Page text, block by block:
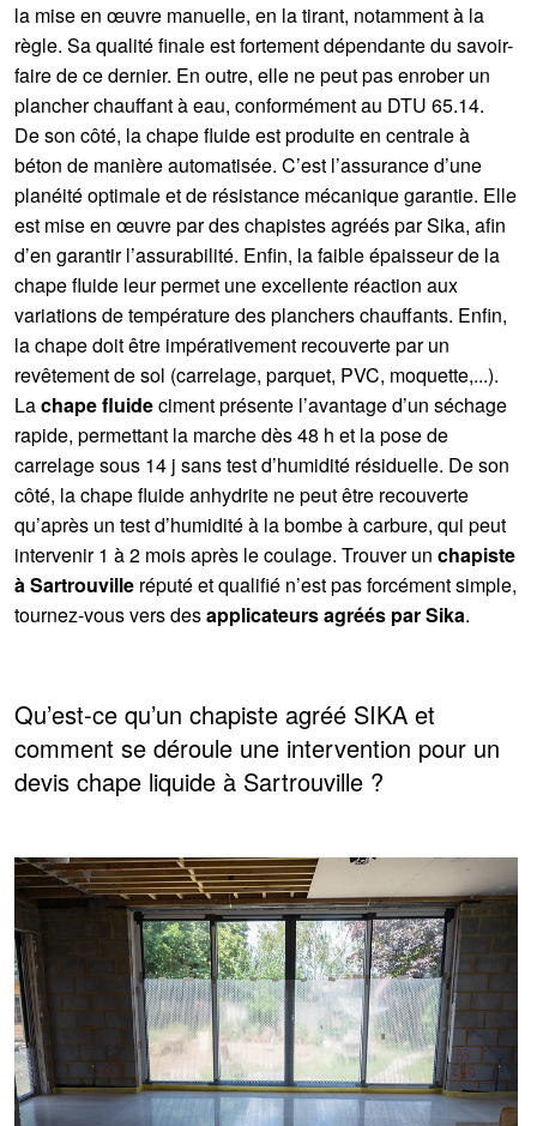
la mise en œuvre manuelle, en la tirant, notamment à la
règle. Sa qualité finale est fortement dépendante du savoir-
faire de ce dernier. En outre, elle ne peut pas enrober un
plancher chauffant à eau, conformément au DTU 65.14.
De son côté, la chape fluide est produite en centrale à
béton de manière automatisée. C’est l’assurance d’une
planéité optimale et de résistance mécanique garantie. Elle
est mise en œuvre par des chapistes agréés par Sika, afin
d’en garantir l’assurabilité. Enfin, la faible épaisseur de la
chape fluide leur permet une excellente réaction aux
variations de température des planchers chauffants. Enfin,
la chape doit être impérativement recouverte par un
revêtement de sol (carrelage, parquet, PVC, moquette,...).
Lachape fluideciment présente l’avantage d’un séchage
rapide, permettant la marche dès 48 h et la pose de
carrelage sous 14 j sans test d’humidité résiduelle. De son
côté, la chape fluide anhydrite ne peut être recouverte
qu’après un test d’humidité à la bombe à carbure, qui peut
intervenir 1 à 2 mois après le coulage. Trouver un chapiste
à Sartrouville réputé et qualifié n’est pas forcément simple,
tournez-vous vers desapplicateurs agréés par Sika.
Qu’est-ce qu’un chapiste agréé SIKA et
comment se déroule une intervention pour un
devis chape liquide à Sartrouville ?